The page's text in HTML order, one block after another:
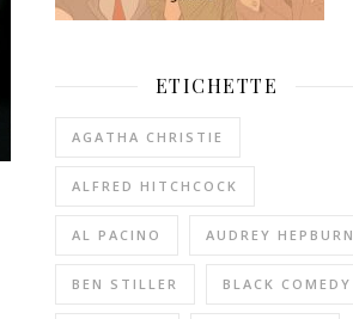
ETICHETTE
AGATHA CHRISTIE
ALFRED HITCHCOCK
AL PACINO AUDREY HEPBURN
BEN STILLER BLACK COMEDY